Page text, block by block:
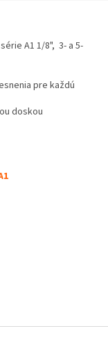
A1 1/8", 3- a 5-
pre každú
doskou